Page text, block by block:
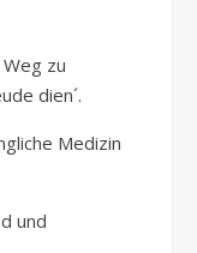
zu
dien´.
Medizin
und